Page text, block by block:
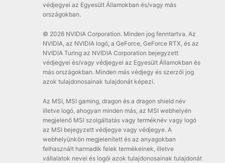
védjegyei az Egyesült Államokban és/vagy más
országokban.
© 2026 NVIDIA Corporation. Minden jog fenntartva. Az
NVIDIA, az NVIDIA logó, a GeForce, GeForce RTX, és az
NVIDIA Turing az NVIDIA Corporation bejegyzett
védjegyei és/vagy védjegyei az Egyesült Államokban és
más országokban. Minden más védjegy és szerzői jog
azok tulajdonosainak tulajdonát képezi.
Az MSI, MSI gaming, dragon és a dragon shield név
illetve logó, ahogyan minden más, az MSI webhelyén
megjelenő MSI szolgáltatás vagy terméknév vagy logó
az MSI bejegyzett védjegye vagy védjegye. A
webhelyünkön megjelenített és az anyagokban
felhasznált harmadik felek termékeinek, illetve
vállalatok nevei és logói azok tulajdonosainak tulajdonát